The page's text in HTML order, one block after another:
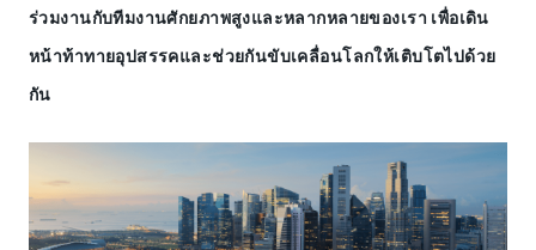
ร่วมงานกับทีมงานศักยภาพสูงและหลากหลายของเรา เพื่อเดิน
หน้าท้าทายอุปสรรคและช่วยกันขับเคลื่อนโลกให้เติบโตไปด้วย
กัน